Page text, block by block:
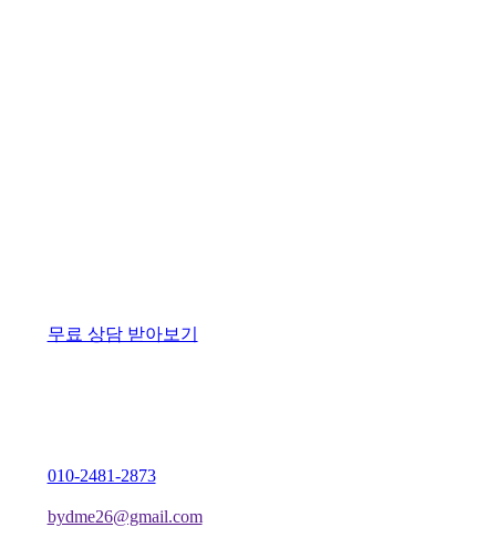
무료 상담 받아보기
010-2481-2873
bydme26@gmail.com